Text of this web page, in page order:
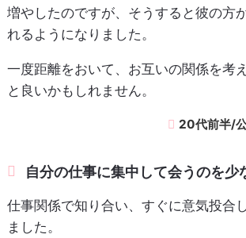
増やしたのですが、そうすると彼の方
れるようになりました。
一度距離をおいて、お互いの関係を考
と良いかもしれません。
20代前半/
自分の仕事に集中して会うのを少
仕事関係で知り合い、すぐに意気投合
ました。